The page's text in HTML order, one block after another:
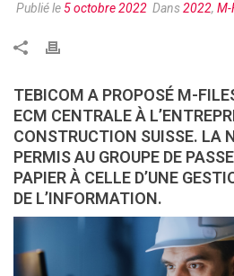
Publié le5 octobre 2022 Dans2022, M-
TEBICOM A PROPOSÉ M-
ECM CENTRALE À
CONSTRUCTION SUISSE. LA
PERMIS AU GROUPE DE
PAPIER À CELLE D’UNE
DE L’INFORMATION.